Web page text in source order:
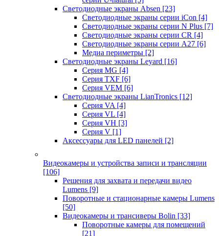
Светодиодные экраны Absen [23]
Светодиодные экраны серии iCon [4]
Светодиодные экраны серии N Plus [7]
Светодиодные экраны серии CR [4]
Светодиодные экраны серии А27 [6]
Медиа периметры [2]
Светодиодные экраны Leyard [16]
Серия MG [4]
Серия TXF [6]
Серия VEM [6]
Светодиодные экраны LianTronics [12]
Серия VA [4]
Серия VL [4]
Серия VH [3]
Серия V [1]
Аксессуары для LED панелей [2]
Видеокамеры и устройства записи и трансляции
[106]
Решения для захвата и передачи видео
Lumens [9]
Поворотные и стационарные камеры Lumens
[50]
Видеокамеры и трансиверы Bolin [33]
Поворотные камеры для помещений
[21]